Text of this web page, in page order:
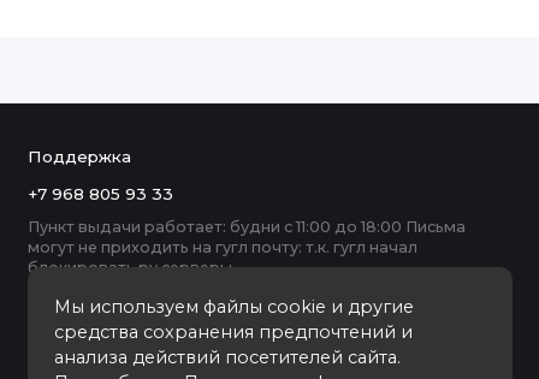
Мы используем файлы cookie и другие
средства сохранения предпочтений и
анализа действий посетителей сайта.
Поддержка
+7 968 805 93 33
Пункт выдачи работает: будни с 11:00 до 18:00 Письма
могут не приходить на гугл почту: т.к. гугл начал
блокировать ру серверы